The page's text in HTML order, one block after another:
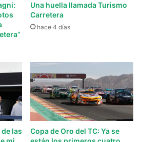
Una huella llamada Turismo
Carretera
hace 4 días
las
Copa de Oro del TC: Ya se